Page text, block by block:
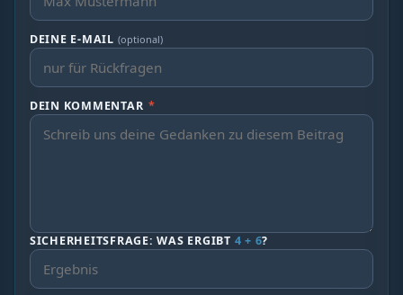
DEINE E-MAIL (optional)
DEIN KOMMENTAR *
SICHERHEITSFRAGE: WAS ERGIBT 4 + 6?